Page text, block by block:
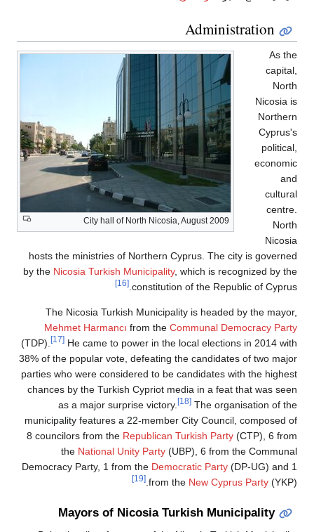
City hall of North Nicosia,
hosts the ministries of Northern
by the Nicosia Turkish Municipality
constitution
The Nicosia Turkish
Mehmet Harmancıfrom the
(TDP).
He came to power in the
38% of the popular vote, defeating
parties who were considered to be
chances by the Turkish Cypriot
as a major surprise victory.
municipality features a 22-member
8 councilors from theRepublican
theNational Unity Party
Democracy Party, 1 from the
from the
Mayors of Nicosia